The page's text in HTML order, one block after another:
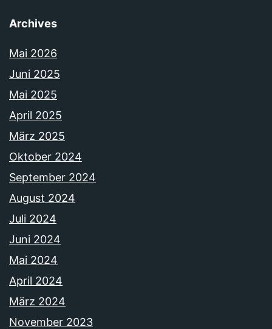
Archives
Mai 2026
Juni 2025
Mai 2025
April 2025
März 2025
Oktober 2024
September 2024
August 2024
Juli 2024
Juni 2024
Mai 2024
April 2024
März 2024
November 2023